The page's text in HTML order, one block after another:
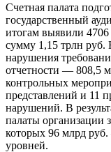
Счетная палата
государственный
итогам выявили
сумму 1,15 трлн руб.
нарушения
отчетности — 808,5
контрольных
представлений и 11
нарушений. В
палаты организации
которых 96 млрд
уровней.